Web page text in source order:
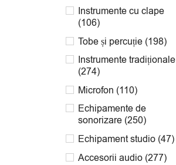
Instrumente cu clape
(106)
Tobe și percuție (198)
Instrumente tradiționale
(274)
Microfon (110)
Echipamente de
sonorizare (250)
Echipament studio (47)
Accesorii audio (277)